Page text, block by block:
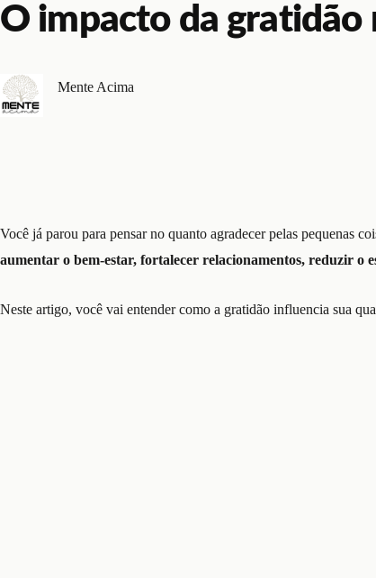
O impacto da gratidão
Mente Acima
Você já parou para pensar no quanto agradecer pelas pequenas
aumentar o bem-estar, fortalecer relacionamentos, reduzir o
Neste artigo, você vai entender como a gratidão influencia sua